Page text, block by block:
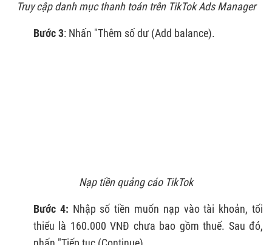
Truy cập danh mục thanh toán trên TikTok Ads Manager
Bước 3: Nhấn "Thêm số dư (Add balance).
Nạp tiền quảng cáo TikTok
Bước 4: Nhập số tiền muốn nạp vào tài khoản, tối
thiểu là 160.000 VNĐ chưa bao gồm thuế. Sau đó,